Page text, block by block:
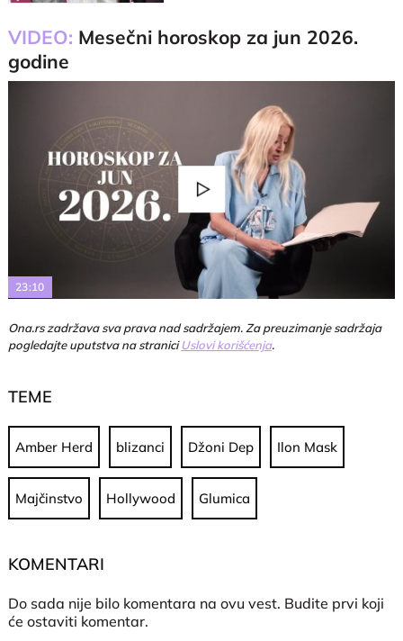
VIDEO: Mesečni horoskop za jun 2026.
godine
Play
Video
23:10
Ona.rs zadržava sva prava nad sadržajem. Za preuzimanje sadržaja
pogledajte uputstva na straniciUslovi korišćenja.
TEME
Amber Herd blizanci Džoni Dep Ilon Mask
Majčinstvo Hollywood Glumica
KOMENTARI
Do sada nije bilo komentara na ovu vest. Budite prvi koji
će ostaviti komentar.